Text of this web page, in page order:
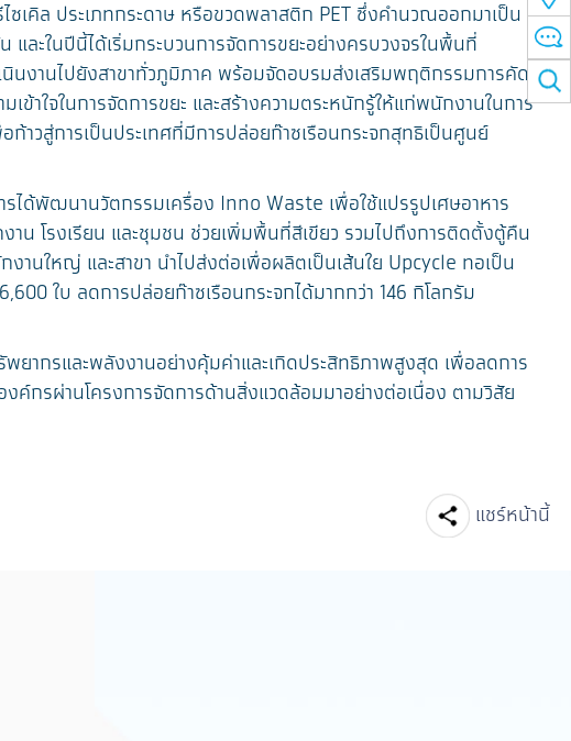
เคิล ประเภทกระดาษ หรือขวดพลาสติก PET ซึ่งคำนวณออกมาเป็น
ละในปีนี้ได้เริ่มกระบวนการจัดการขยะอย่างครบวงจรในพื้นที่
นินงานไปยังสาขาทั่วภูมิภาค พร้อมจัดอบรมส่งเสริมพฤติกรรมการคัด
าใจในการจัดการขยะ และสร้างความตระหนักรู้ให้แก่พนักงานในการ
วสู่การเป็นประเทศที่มีการปล่อยก๊าซเรือนกระจกสุทธิเป็นศูนย์
ได้พัฒนานวัตกรรมเครื่อง Inno Waste เพื่อใช้แปรรูปเศษอาหาร
น โรงเรียน และชุมชน ช่วยเพิ่มพื้นที่สีเขียว รวมไปถึงการติดตั้งตู้คืน
นใหญ่ และสาขา นำไปส่งต่อเพื่อผลิตเป็นเส้นใย Upcycle ทอเป็น
ใบ ลดการปล่อยก๊าซเรือนกระจกได้มากกว่า 146 กิโลกรัม
ากรและพลังงานอย่างคุ้มค่าและเกิดประสิทธิภาพสูงสุด เพื่อลดการ
กรผ่านโครงการจัดการด้านสิ่งแวดล้อมมาอย่างต่อเนื่อง ตามวิสัย
แชร์หน้านี้
Facebook
Line